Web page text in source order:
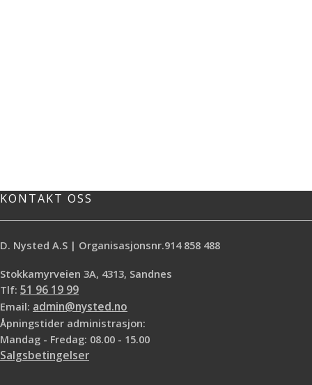
KONTAKT OSS
D. Nysted A.S | Organisasjonsnr.914 858 488
Stokkamyrveien 3A, 4313, Sandnes
Tlf: 51 96 19 99
Email: admin@nysted.no
Åpningstider administrasjon:
Mandag - Fredag: 08.00 - 15.00
Salgsbetingelser